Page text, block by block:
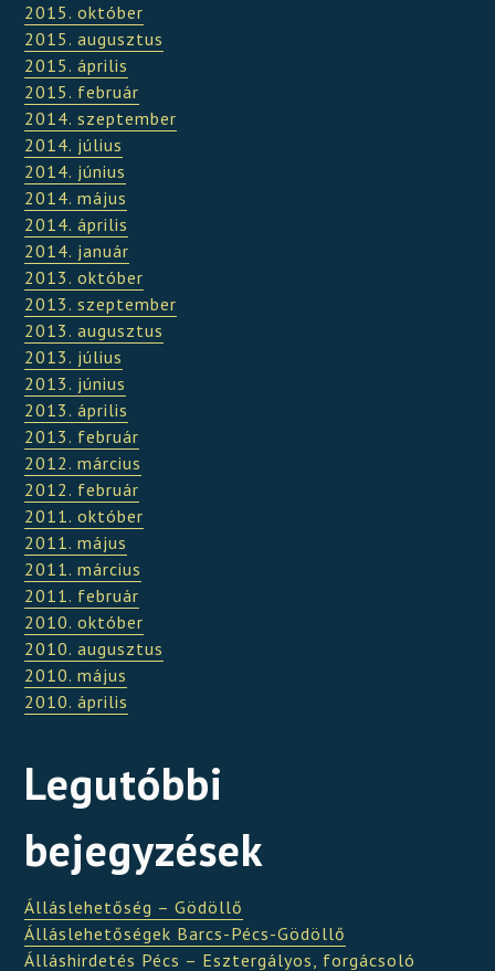
2015. október
2015. augusztus
2015. április
2015. február
2014. szeptember
2014. július
2014. június
2014. május
2014. április
2014. január
2013. október
2013. szeptember
2013. augusztus
2013. július
2013. június
2013. április
2013. február
2012. március
2012. február
2011. október
2011. május
2011. március
2011. február
2010. október
2010. augusztus
2010. május
2010. április
Legutóbbi
bejegyzések
Álláslehetőség – Gödöllő
Álláslehetőségek Barcs-Pécs-Gödöllő
Álláshirdetés Pécs – Esztergályos, forgácsoló